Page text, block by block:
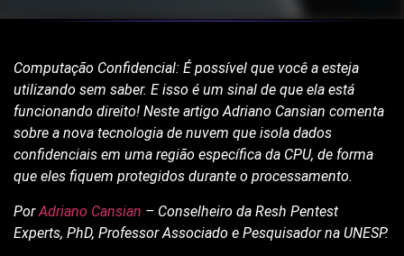
Computação Confidencial: É possível que você a esteja
utilizando sem saber. E isso é um sinal de que ela está
funcionando direito! Neste artigo Adriano Cansian comenta
sobre a nova tecnologia de nuvem que isola dados
confidenciais em uma região específica da CPU, de forma
que eles fiquem protegidos durante o processamento.
PorAdriano Cansian – Conselheiro da Resh Pentest
Experts, PhD, Professor Associado e Pesquisador na UNESP.